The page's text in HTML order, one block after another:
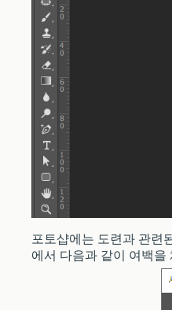
포토샵에는 도련과 관련
에서 다음과 같이 여백을